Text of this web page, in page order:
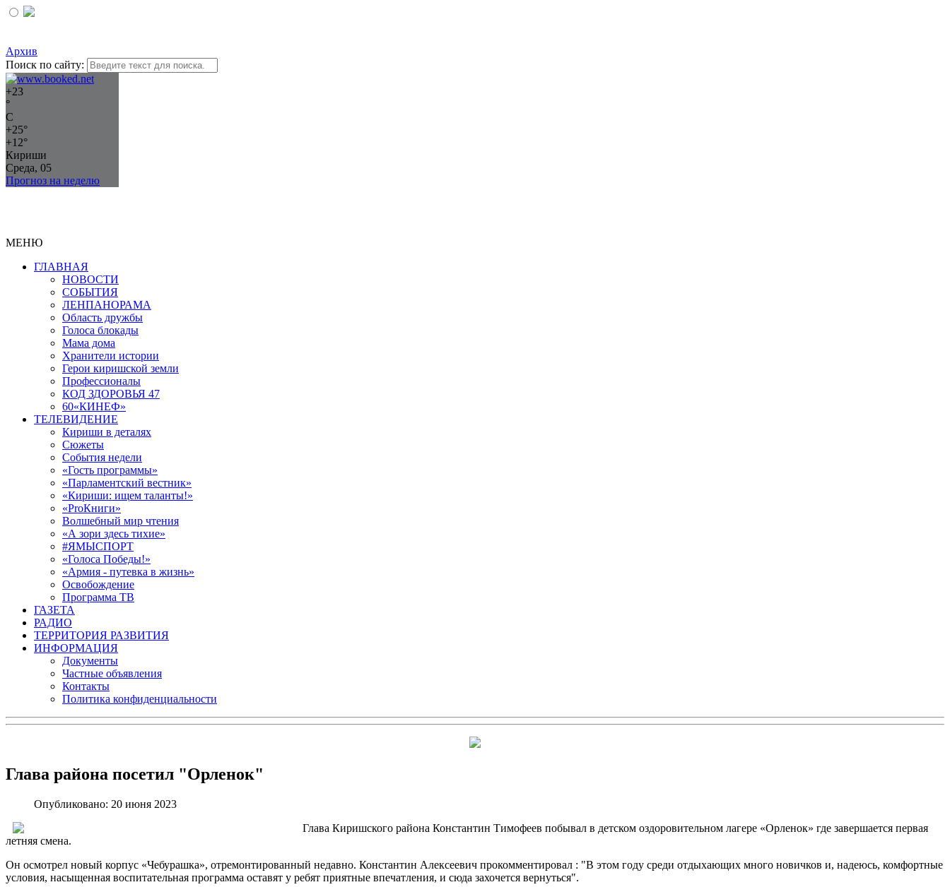
Архив
Поиск по сайту:
+23
°
C
+25°
+12°
Кириши
Среда, 05
Прогноз на неделю
МЕНЮ
ГЛАВНАЯ
НОВОСТИ
СОБЫТИЯ
ЛЕНПАНОРАМА
Область дружбы
Голоса блокады
Мама дома
Хранители истории
Герои киришской земли
Профессионалы
КОД ЗДОРОВЬЯ 47
60«КИНЕФ»
ТЕЛЕВИДЕНИЕ
Кириши в деталях
Сюжеты
События недели
«Гость программы»
«Парламентский вестник»
«Кириши: ищем таланты!»
«ProКниги»
Волшебный мир чтения
«А зори здесь тихие»
#ЯМЫСПОРТ
«Голоса Победы!»
«Армия - путевка в жизнь»
Освобождение
Программа ТВ
ГАЗЕТА
РАДИО
ТЕРРИТОРИЯ РАЗВИТИЯ
ИНФОРМАЦИЯ
Документы
Частные объявления
Контакты
Политика конфиденциальности
Глава района посетил "Орленок"
Опубликовано: 20 июня 2023
Глава Киришского района Константин Тимофеев побывал в детском оздоровительном лагере «Орленок» где завершается первая
летняя смена.
Он осмотрел новый корпус «Чебурашка», отремонтированный недавно. Константин Алексеевич прокомментировал : "В этом году среди отдыхающих много новичков и, надеюсь, комфортные
условия, насыщенная воспитательная программа оставят у ребят приятные впечатления, и сюда захочется вернуться".